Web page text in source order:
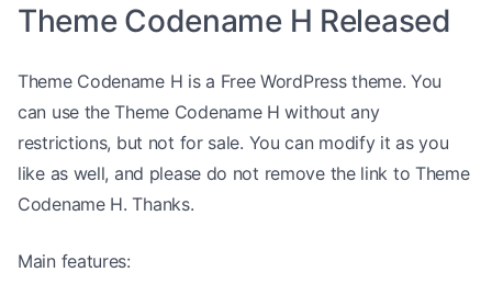
Theme Codename H Released
Theme Codename H is a Free WordPress theme. You
can use the Theme Codename H without any
restrictions, but not for sale. You can modify it as you
like as well, and please do not remove the link to Theme
Codename H. Thanks.
Main features: